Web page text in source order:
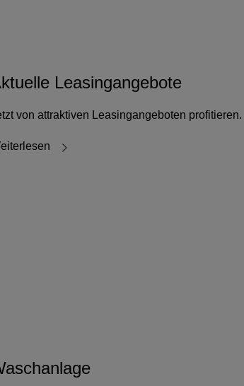
Leasingangebote
von attraktiven Leasingangeboten profitieren.